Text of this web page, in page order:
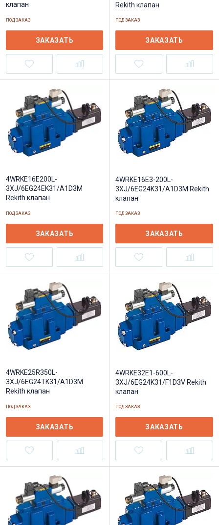
клапан
ПОД ЗАКАЗ
ЗАКАЗАТЬ
Rekith клапан
ПОД ЗАКАЗ
ЗАКАЗАТЬ
4WRKE16E200L-
3XJ/6EG24EK31/A1D3M
Rekith клапан
ПОД ЗАКАЗ
ЗАКАЗАТЬ
4WRKE16E3-200L-
3XJ/6EG24K31/A1D3M Rekith
клапан
ПОД ЗАКАЗ
ЗАКАЗАТЬ
4WRKE25R350L-
3XJ/6EG24TK31/A1D3M
Rekith клапан
ПОД ЗАКАЗ
ЗАКАЗАТЬ
4WRKE32E1-600L-
3XJ/6EG24K31/F1D3V Rekith
клапан
ПОД ЗАКАЗ
ЗАКАЗАТЬ